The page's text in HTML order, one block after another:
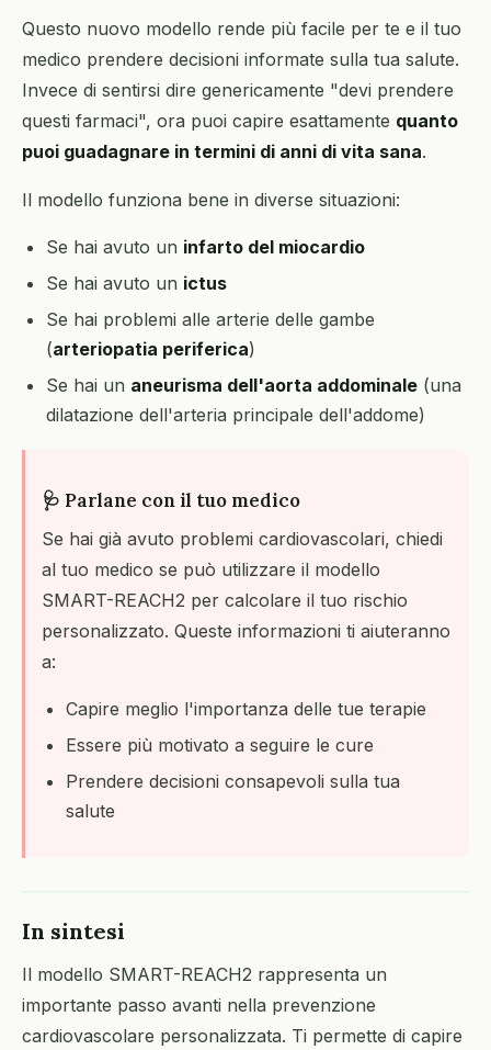
Questo nuovo modello rende più facile per te e il tuo
medico prendere decisioni informate sulla tua salute.
Invece di sentirsi dire genericamente "devi prendere
questi farmaci", ora puoi capire esattamente quanto
puoi guadagnare in termini di anni di vita sana.
Il modello funziona bene in diverse situazioni:
Se hai avuto un infarto del miocardio
Se hai avuto un ictus
Se hai problemi alle arterie delle gambe
(arteriopatia periferica)
Se hai un aneurisma dell'aorta addominale (una
dilatazione dell'arteria principale dell'addome)
🩺 Parlane con il tuo medico
Se hai già avuto problemi cardiovascolari, chiedi
al tuo medico se può utilizzare il modello
SMART-REACH2 per calcolare il tuo rischio
personalizzato. Queste informazioni ti aiuteranno
a:
Capire meglio l'importanza delle tue terapie
Essere più motivato a seguire le cure
Prendere decisioni consapevoli sulla tua
salute
In sintesi
Il modello SMART-REACH2 rappresenta un
importante passo avanti nella prevenzione
cardiovascolare personalizzata. Ti permette di capire